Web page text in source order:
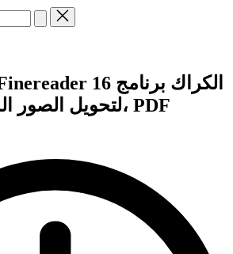
لتحويل الصور الممسوحة ضوئيا، PDF